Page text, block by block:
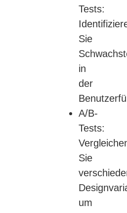
Tests:
Sie
in
der
A/B-
Tests:
Sie
um